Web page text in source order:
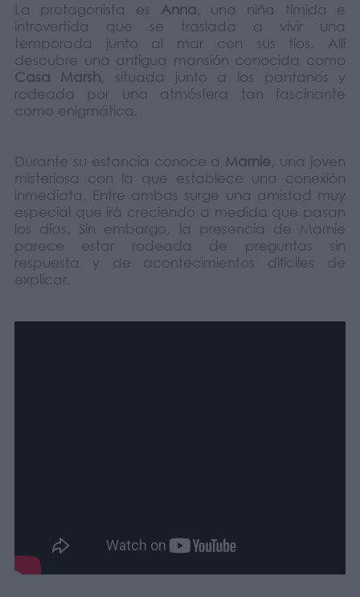
La protagonista es Anna, una niña tímida e
introvertida que se traslada a vivir una
temporada junto al mar con sus tíos. Allí
descubre una antigua mansión conocida como
Casa Marsh, situada junto a los pantanos y
rodeada por una atmósfera tan fascinante
como enigmática.
Durante su estancia conoce a Marnie, una joven
misteriosa con la que establece una conexión
inmediata. Entre ambas surge una amistad muy
especial que irá creciendo a medida que pasan
los días. Sin embargo, la presencia de Marnie
parece estar rodeada de preguntas sin
respuesta y de acontecimientos difíciles de
explicar.